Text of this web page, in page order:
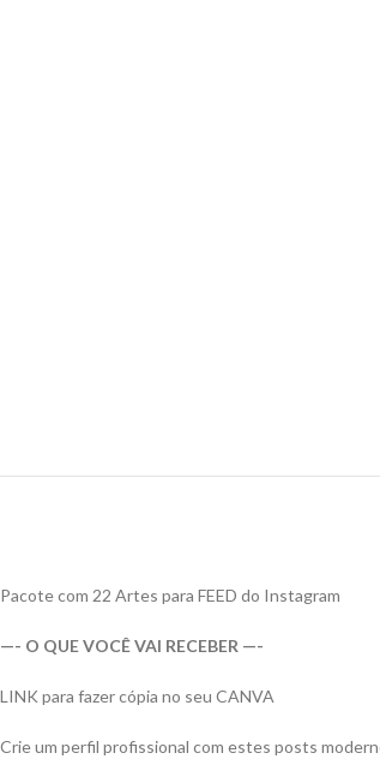
Pacote com 22 Artes para FEED do Instagram
—- O QUE VOCÊ VAI RECEBER —-
LINK para fazer cópia no seu CANVA
Crie um perfil profissional com estes posts